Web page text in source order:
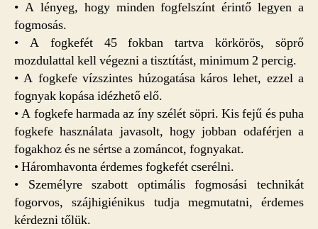
• A lényeg, hogy minden fogfelszínt érintő legyen a
fogmosás.
• A fogkefét 45 fokban tartva körkörös, söprő
mozdulattal kell végezni a tisztítást, minimum 2 percig.
• A fogkefe vízszintes húzogatása káros lehet, ezzel a
fognyak kopása idézhető elő.
• A fogkefe harmada az íny szélét söpri. Kis fejű és puha
fogkefe használata javasolt, hogy jobban odaférjen a
fogakhoz és ne sértse a zománcot, fognyakat.
• Háromhavonta érdemes fogkefét cserélni.
• Személyre szabott optimális fogmosási technikát
fogorvos, szájhigiénikus tudja megmutatni, érdemes
kérdezni tőlük.